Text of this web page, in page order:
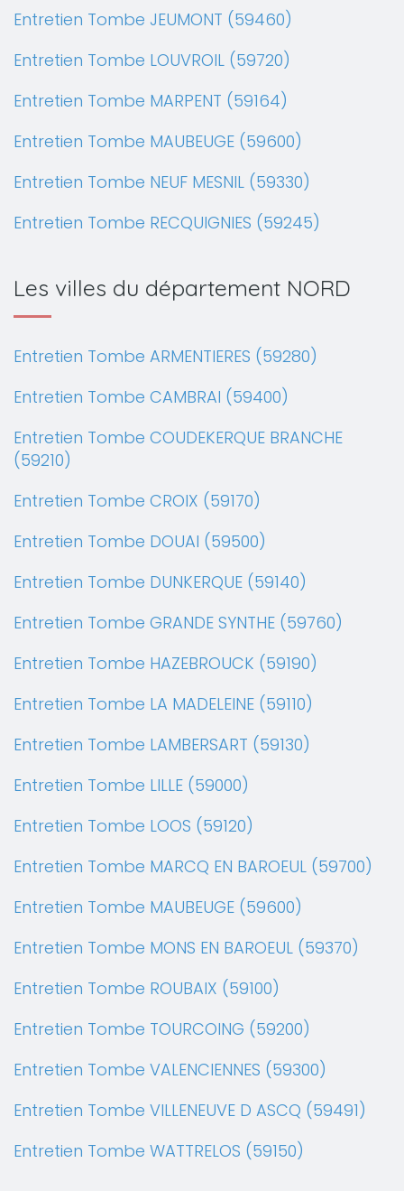
Entretien Tombe JEUMONT (59460)
Entretien Tombe LOUVROIL (59720)
Entretien Tombe MARPENT (59164)
Entretien Tombe MAUBEUGE (59600)
Entretien Tombe NEUF MESNIL (59330)
Entretien Tombe RECQUIGNIES (59245)
Les villes du département NORD
Entretien Tombe ARMENTIERES (59280)
Entretien Tombe CAMBRAI (59400)
Entretien Tombe COUDEKERQUE BRANCHE
(59210)
Entretien Tombe CROIX (59170)
Entretien Tombe DOUAI (59500)
Entretien Tombe DUNKERQUE (59140)
Entretien Tombe GRANDE SYNTHE (59760)
Entretien Tombe HAZEBROUCK (59190)
Entretien Tombe LA MADELEINE (59110)
Entretien Tombe LAMBERSART (59130)
Entretien Tombe LILLE (59000)
Entretien Tombe LOOS (59120)
Entretien Tombe MARCQ EN BAROEUL (59700)
Entretien Tombe MAUBEUGE (59600)
Entretien Tombe MONS EN BAROEUL (59370)
Entretien Tombe ROUBAIX (59100)
Entretien Tombe TOURCOING (59200)
Entretien Tombe VALENCIENNES (59300)
Entretien Tombe VILLENEUVE D ASCQ (59491)
Entretien Tombe WATTRELOS (59150)